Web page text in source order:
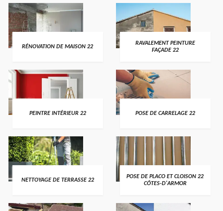
RÉNOVATION DE MAISON 22
RAVALEMENT PEINTURE
FAÇADE 22
PEINTRE INTÉRIEUR 22 POSE DE CARRELAGE 22
NETTOYAGE DE TERRASSE 22
POSE DE PLACO ET CLOISON 22
CÔTES-D'ARMOR